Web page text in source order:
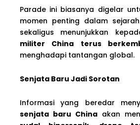
Parade ini biasanya digelar
momen penting dalam
sekaligus menunjukkan
militer China terus
menghadapi tantangan global.
Senjata Baru Jadi Sorotan
Informasi yang beredar
senjata baru China akan